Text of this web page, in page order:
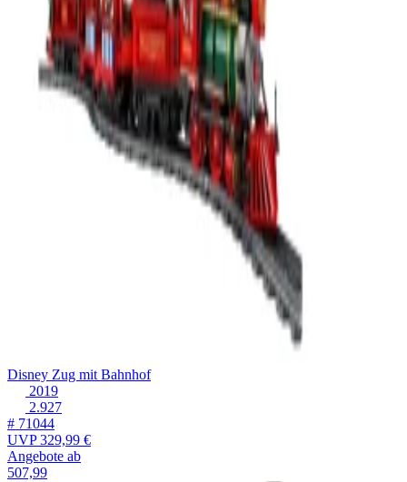
Disney Zug mit Bahnhof
2019
2.927
# 71044
UVP329,99 €
Angebote ab
507,99